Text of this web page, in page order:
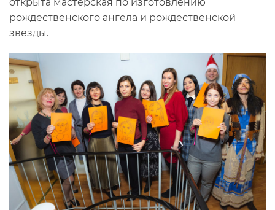
открыта мастерская по изготовлению
рождественского ангела и рождественской
звезды.